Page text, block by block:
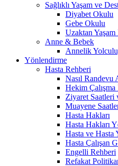
Sağlıklı Yaşam ve
Diyabet Okulu
Gebe Okulu
Uzaktan
Anne & Bebek
Annelik
Yönlendirme
Hasta Rehberi
Nasıl Randevu
Hekim Çalışma
Ziyaret Saatleri
Muayene
Hasta Hakları
Hasta Hakları
Hasta ve Hasta
Hasta Çalışan
Engelli Rehberi
Refakat